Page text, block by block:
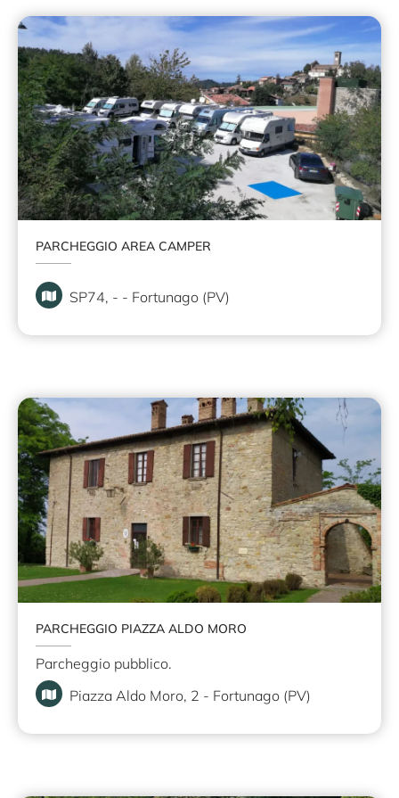
PARCHEGGIO AREA CAMPER
SP74, - - Fortunago (PV)
PARCHEGGIO PIAZZA ALDO MORO
Parcheggio pubblico.
Piazza Aldo Moro, 2 - Fortunago (PV)